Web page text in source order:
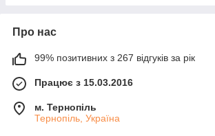
Про нас
99% позитивних з 267 відгуків за рік
Працює з 15.03.2016
м. Тернопіль
Тернопіль, Україна